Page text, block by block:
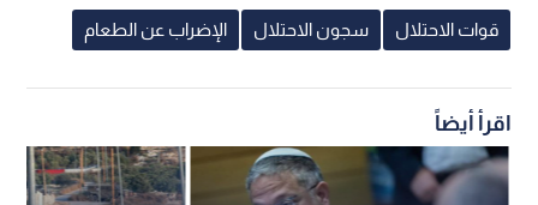
قوات الاحتلال سجون الاحتلال الإضراب عن الطعام
اقرأ أيضاً